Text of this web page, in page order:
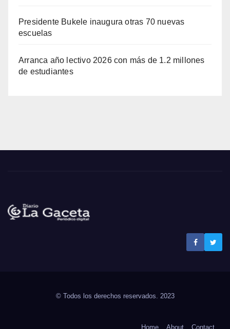
Presidente Bukele inaugura otras 70 nuevas
escuelas
Arranca año lectivo 2026 con más de 1.2 millones
de estudiantes
© Todos los derechos reservados. 2023
Home About Contact